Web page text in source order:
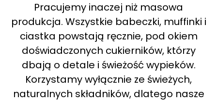
Pracujemy inaczej niż masowa
produkcja. Wszystkie babeczki, muffinki i
ciastka powstają ręcznie, pod okiem
doświadczonych cukierników, którzy
dbają o detale i świeżość wypieków.
Korzystamy wyłącznie ze świeżych,
naturalnych składników, dlatego nasze